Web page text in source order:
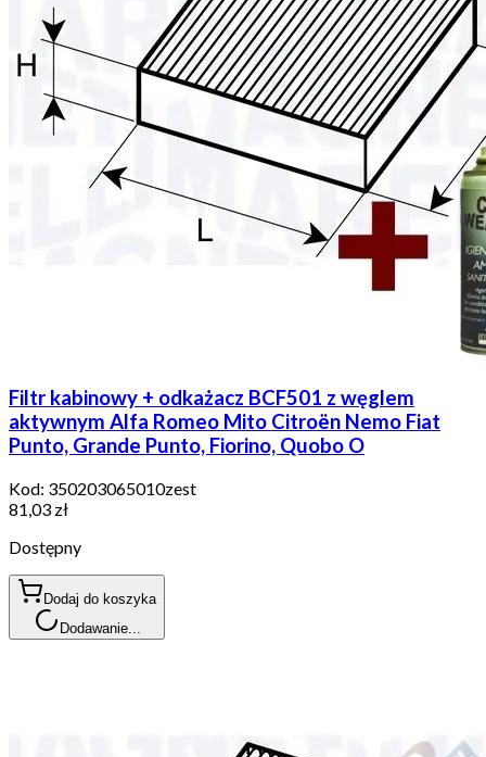
Filtr kabinowy + odkażacz BCF501 z węglem
aktywnym Alfa Romeo Mito Citroën Nemo Fiat
Punto, Grande Punto, Fiorino, Quobo O
Kod: 350203065010zest
81,03 zł
Dostępny
Dodaj do koszyka
Dodawanie...